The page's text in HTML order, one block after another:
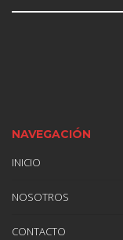
NAVEGACIÓN
INICIO
NOSOTROS
CONTACTO